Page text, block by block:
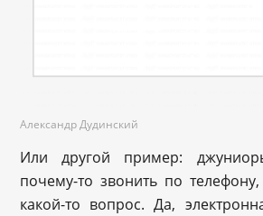
Александр Дудинский
Или другой пример:
почему-то звонить по
какой-то вопрос. Да,